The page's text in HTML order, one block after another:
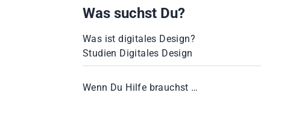
Was suchst Du?
Was ist digitales Design?
Studien Digitales Design
Wenn Du Hilfe brauchst …